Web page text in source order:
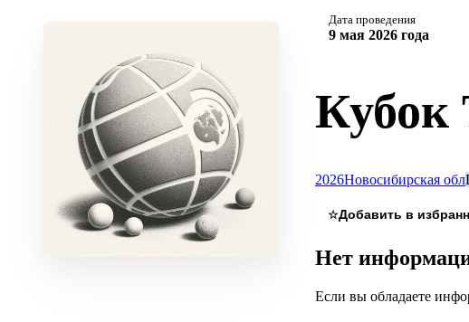
Дата проведения
9 мая 2026 года
Кубок
2026Новосибирская обл
☆
Нет
Если вы обладаете